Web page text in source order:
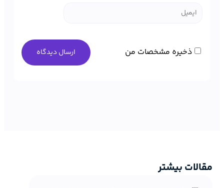
ذخیره مشخصات من
مقالات بیشتر